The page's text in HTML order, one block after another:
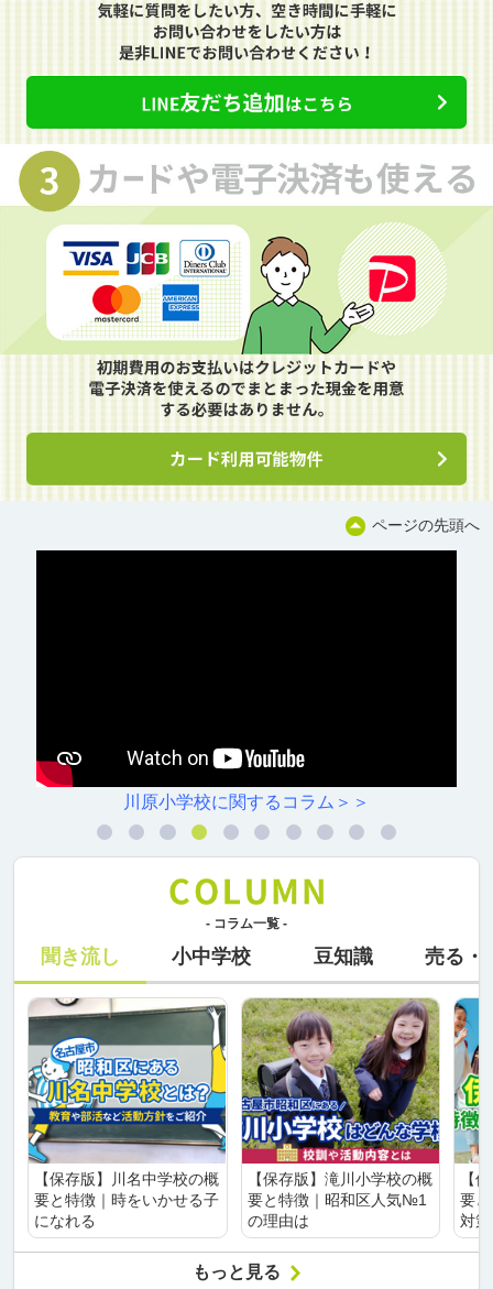
ページの先頭へ
川原小学校に関するコラム＞＞
- コラム一覧 -
聞き流し 小中学校 豆知識 売る・
【保存版】川名中学校の概
要と特徴｜時をいかせる子
になれる
【保存版】滝川小学校の概
要と特徴｜昭和区人気№1
の理由は
【
要
対
もっと見る